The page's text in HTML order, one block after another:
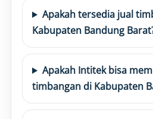
Apakah tersedia jual
Kabupaten Bandung
Apakah Intitek bisa
timbangan di Kabupaten